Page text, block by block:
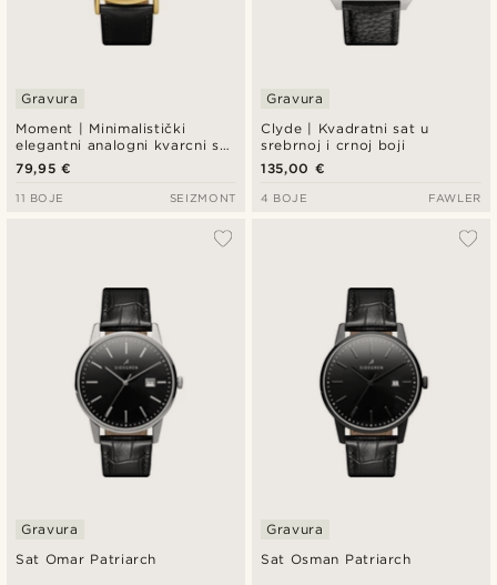
Moment | Minimalistički
elegantni analogni kvarcni sat
u zlatnoj boji s brojčanikom u
boji šampanjca i crnim
kožnim remenom
Gravura
79,95 €
11 BOJE SEIZMONT
Clyde | Kvadratni sat u
srebrnoj i crnoj boji
Gravura
135,00 €
4 BOJE FAWLER
Sat Omar Patriarch
Gravura
Sat Osman Patriarch
Gravura